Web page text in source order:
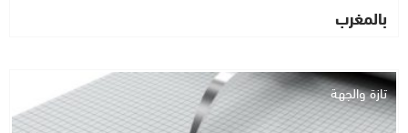
بالمغرب
تازة والجهة